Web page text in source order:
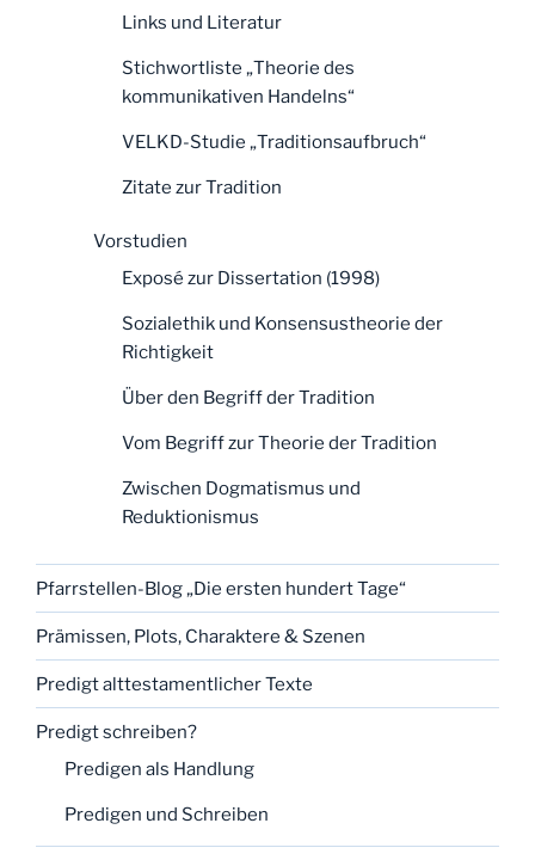
Links und Literatur
Stichwortliste „Theorie des
kommunikativen Handelns“
VELKD-Studie „Traditionsaufbruch“
Zitate zur Tradition
Vorstudien
Exposé zur Dissertation (1998)
Sozialethik und Konsensustheorie der
Richtigkeit
Über den Begriff der Tradition
Vom Begriff zur Theorie der Tradition
Zwischen Dogmatismus und
Reduktionismus
Pfarrstellen-Blog „Die ersten hundert Tage“
Prämissen, Plots, Charaktere & Szenen
Predigt alttestamentlicher Texte
Predigt schreiben?
Predigen als Handlung
Predigen und Schreiben